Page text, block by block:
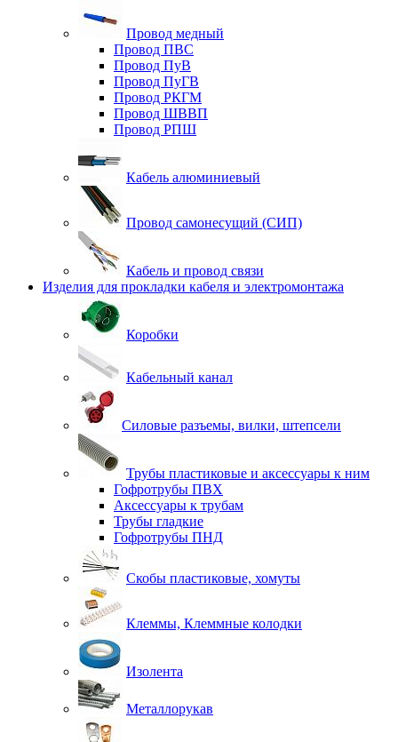
Провод медный
Провод ПВС
Провод ПуВ
Провод ПуГВ
Провод РКГМ
Провод ШВВП
Провод РПШ
Кабель алюминиевый
Провод самонесущий (СИП)
Кабель и провод связи
Изделия для прокладки кабеля и электромонтажа
Коробки
Кабельный канал
Силовые разъемы, вилки, штепсели
Трубы пластиковые и аксессуары к ним
Гофротрубы ПВХ
Аксессуары к трубам
Трубы гладкие
Гофротрубы ПНД
Скобы пластиковые, хомуты
Клеммы, Клеммные колодки
Изолента
Металлорукав